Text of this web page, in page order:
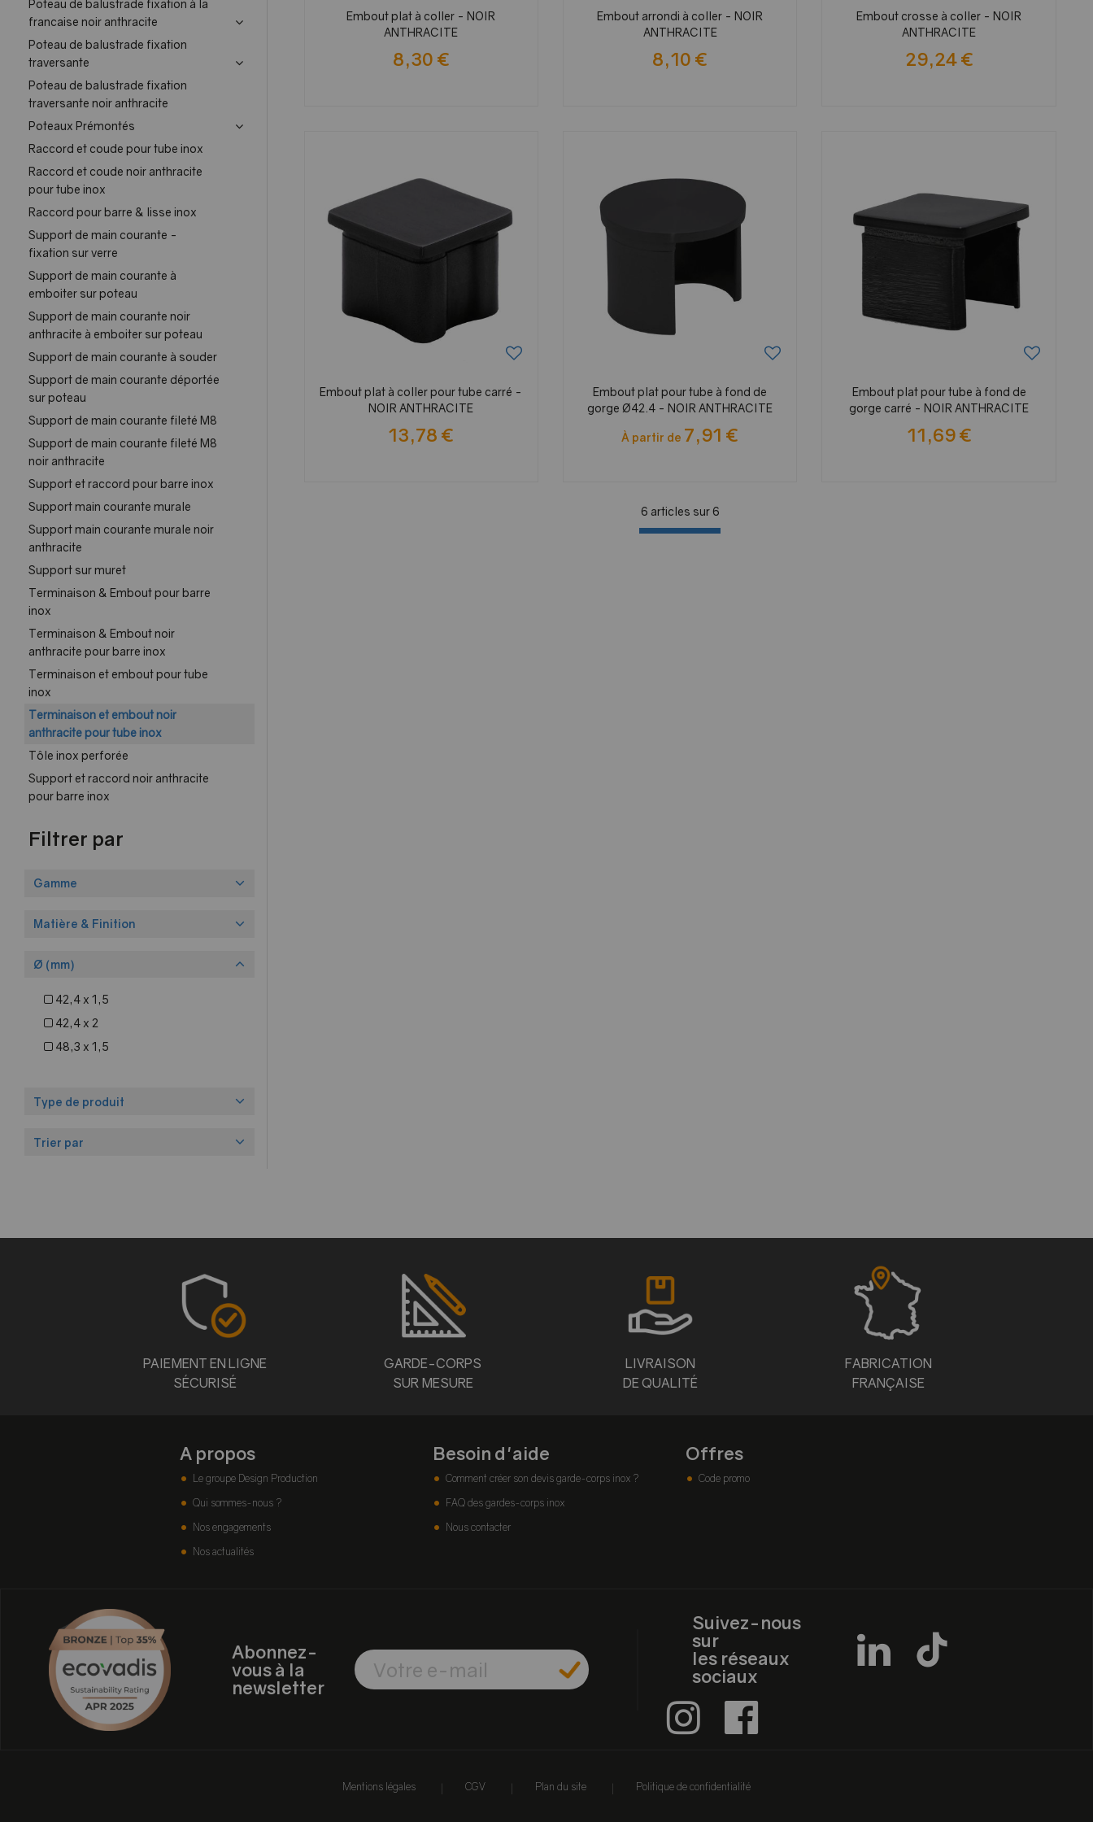
Poteau de balustrade fixation à la
francaise noir anthracite
Poteau de balustrade fixation
traversante
Poteau de balustrade fixation
traversante noir anthracite
Poteaux Prémontés
Raccord et coude pour tube inox
Raccord et coude noir anthracite
pour tube inox
Raccord pour barre & lisse inox
Support de main courante -
fixation sur verre
Support de main courante à
emboiter sur poteau
Support de main courante noir
anthracite à emboiter sur poteau
Support de main courante à souder
Support de main courante déportée
sur poteau
Support de main courante fileté M8
Support de main courante fileté M8
noir anthracite
Support et raccord pour barre inox
Support main courante murale
Support main courante murale noir
anthracite
Support sur muret
Terminaison & Embout pour barre
inox
Terminaison & Embout noir
anthracite pour barre inox
Terminaison et embout pour tube
inox
Terminaison et embout noir
anthracite pour tube inox
Tôle inox perforée
Support et raccord noir anthracite
pour barre inox
Filtrer par
Gamme
Matière & Finition
Ø (mm)
42,4 x 1,5
42,4 x 2
48,3 x 1,5
Type de produit
Trier par
Embout plat à coller - NOIR
ANTHRACITE
8,30 €
Embout arrondi à coller - NOIR
ANTHRACITE
8,10 €
Embout crosse à coller - NOIR
ANTHRACITE
29,24 €
Embout plat à coller pour tube carré -
NOIR ANTHRACITE
13,78 €
Embout plat pour tube à fond de
gorge Ø42.4 - NOIR ANTHRACITE
À partir de 7,91 €
Embout plat pour tube à fond de
gorge carré - NOIR ANTHRACITE
11,69 €
6 articles sur 6
PAIEMENT EN LIGNE
SÉCURISÉ
GARDE-CORPS
SUR MESURE
LIVRAISON
DE QUALITÉ
FABRICATION
FRANÇAISE
A propos
Le groupe Design Production
Qui sommes-nous ?
Nos engagements
Nos actualités
Besoin d'aide
Comment créer son devis garde-corps inox ?
FAQ des gardes-corps inox
Nous contacter
Offres
Code promo
Abonnez-
vous à la
newsletter
Suivez-nous
sur
les réseaux
sociaux
Mentions légales | CGV | Plan du site | Politique de confidentialité